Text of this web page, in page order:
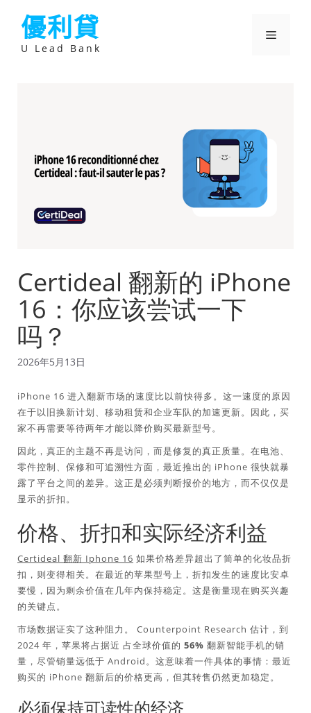
優利貸
U Lead Bank
選
Certideal 翻新的 iPhone
16：你应该尝试一下
吗？
2026年5月13日
iPhone 16 进入翻新市场的速度比以前快得多。这一速度的原因
在于以旧换新计划、移动租赁和企业车队的加速更新。因此，买
家不再需要等待两年才能以降价购买最新型号。
因此，真正的主题不再是访问，而是修复的真正质量。在电池、
零件控制、保修和可追溯性方面，最近推出的 iPhone 很快就暴
露了平台之间的差异。这正是必须判断报价的地方，而不仅仅是
显示的折扣。
价格、折扣和实际经济利益
Certideal 翻新 Iphone 16 如果价格差异超出了简单的化妆品折
扣，则变得相关。在最近的苹果型号上，折扣发生的速度比安卓
要慢，因为剩余价值在几年内保持稳定。这是衡量现在购买兴趣
的关键点。
市场数据证实了这种阻力。 Counterpoint Research 估计，到
2024 年，苹果将占据近 占全球价值的 56% 翻新智能手机的销
量，尽管销量远低于 Android。这意味着一件具体的事情：最近
购买的 iPhone 翻新后的价格更高，但其转售仍然更加稳定。
必须保持可读性的经济